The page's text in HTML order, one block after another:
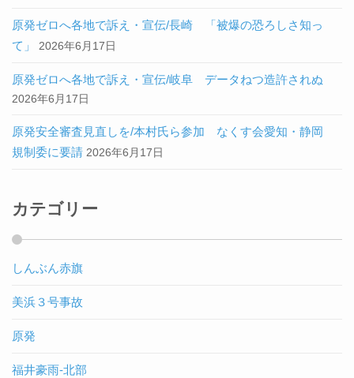
原発ゼロへ各地で訴え・宣伝/長崎 「被爆の恐ろしさ知っ
て」
2026年6月17日
原発ゼロへ各地で訴え・宣伝/岐阜 データねつ造許されぬ
2026年6月17日
原発安全審査見直しを/本村氏ら参加 なくす会愛知・静岡
規制委に要請 2026年6月17日
カテゴリー
しんぶん赤旗
美浜３号事故
原発
福井豪雨-北部